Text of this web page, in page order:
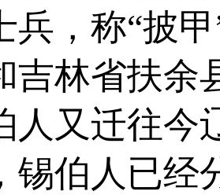
兵，称“披
吉林省扶余
人又迁往今
锡伯人已经